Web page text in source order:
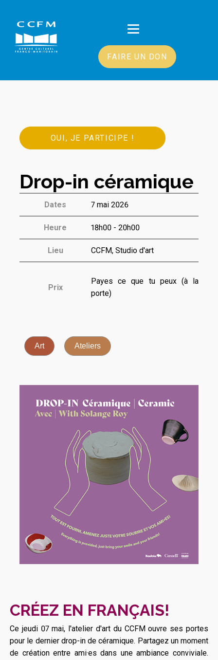
FAIRE UN DON
OUI, JE PARTICIPE !
Drop-in céramique
Dates 7 mai 2026
Heure 18h00 - 20h00
Lieu CCFM, Studio d'art
Prix
Payes ce que tu peux (à la
porte)
Art Ateliers
CRÉEZ EN FRANÇAIS!
Ce jeudi 07 mai, l'atelier d'art du CCFM ouvre ses portes
pour le dernier drop-in de céramique. Partagez un moment
de création entre ami·es dans une ambiance conviviale.